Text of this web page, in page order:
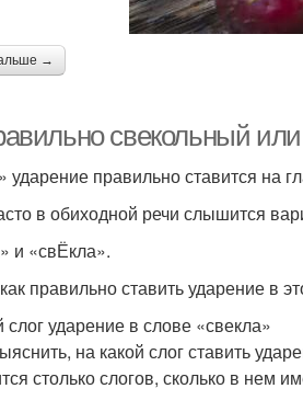
→
свекольный
уда­ре­ние пра­виль­но ста­вит­ся на
в оби­ход­ной речи слы­шит­ся
и «свЁкла».
пра­виль­но ста­вить уда­ре­ние в
слог ударение в слове «свекла»
на какой слог ста­вить
столь­ко сло­гов, сколь­ко в нем